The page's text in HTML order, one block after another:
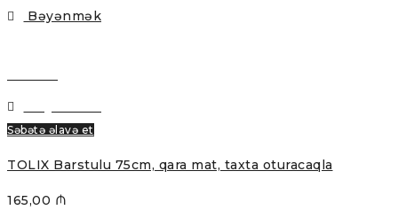
Bəyənmək
Səbətə əlavə et
TOLIX Barstulu 75cm, qara mat, taxta oturacaqla
165,00 ₼